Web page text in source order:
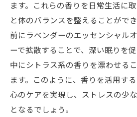
ます。これらの香りを日常生活に
と体のバランスを整えることがで
前にラベンダーのエッセンシャル
ーで拡散することで、深い眠りを
中にシトラス系の香りを漂わせる
ます。このように、香りを活用す
心のケアを実現し、ストレスの少
となるでしょう。